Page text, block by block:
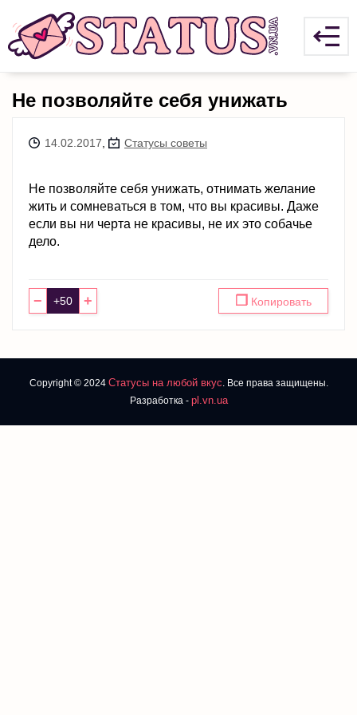
Не позволяйте себя унижать
14.02.2017 Статусы советы
Не позволяйте себя унижать, отнимать желание
жить и сомневаться в том, что вы красивы. Даже
если вы ни черта не красивы, не их это собачье
дело.
− + ❐ Копировать
Copyright © 2024 Статусы на любой вкус. Все права защищены.
Разработка - pl.vn.ua